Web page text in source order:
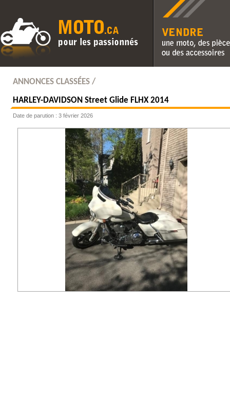
Vendre une moto, des
des accessoires
ANNONCES CLASSÉES /
HARLEY-DAVIDSON Street Glide FLHX 2014
Date de parution : 3 février 2026